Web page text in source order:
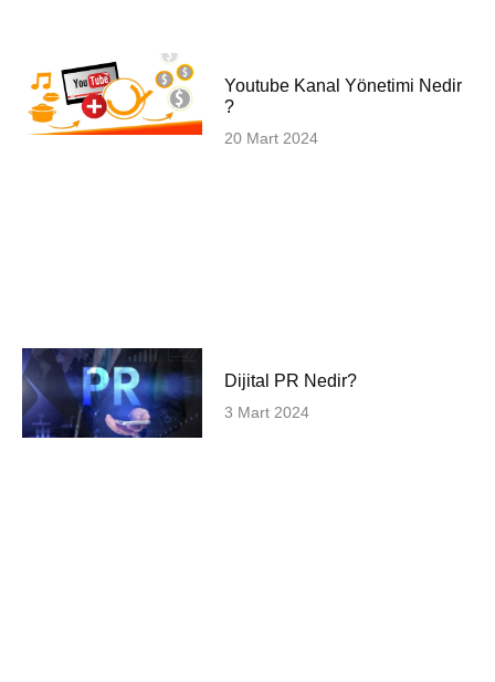
Youtube Kanal Yönetimi Nedir
?
20 Mart 2024
Dijital PR Nedir?
3 Mart 2024